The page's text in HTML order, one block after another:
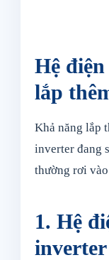
Hệ
lắp
Khả năng lắp
inverter đang
thường rơi
1. Hệ